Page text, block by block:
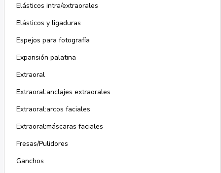
Elásticos intra/extraorales
Elásticos y ligaduras
Espejos para fotografía
Expansión palatina
Extraoral
Extraoral:anclajes extraorales
Extraoral:arcos faciales
Extraoral:máscaras faciales
Fresas/Pulidores
Ganchos